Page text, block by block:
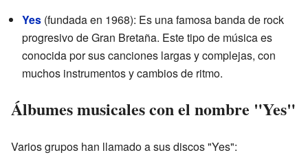
Yes (fundada en 1968): Es una famosa banda de rock
progresivo de Gran Bretaña. Este tipo de música es
conocida por sus canciones largas y complejas, con
muchos instrumentos y cambios de ritmo.
Álbumes musicales con el nombre "Yes"
Varios grupos han llamado a sus discos "Yes":